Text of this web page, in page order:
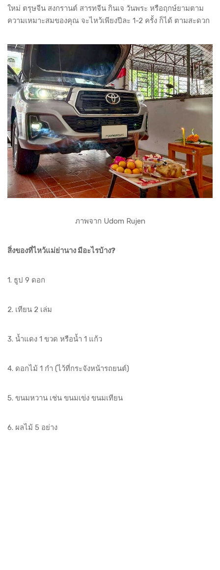
ใหม่ ตรุษจีน สงกรานต์ สารทจีน กินเจ วันพระ หรือฤกษ์ยามตาม
ความเหมาะสมของคุณ จะไหว้เพียงปีละ 1-2 ครั้ง ก็ได้ ตามสะดวก
ภาพจาก Udom Rujen
สิ่งของที่ไหว้แม่ย่านาง มีอะไรบ้าง?
1. ธูป 9 ดอก
2. เทียน 2 เล่ม
3. น้ำแดง 1 ขวด หรือน้ำ 1 แก้ว
4. ดอกไม้ 1 กำ (ไว้ที่กระจังหน้ารถยนต์)
5. ขนมหวาน เช่น ขนมเข่ง ขนมเทียน
6. ผลไม้ 5 อย่าง